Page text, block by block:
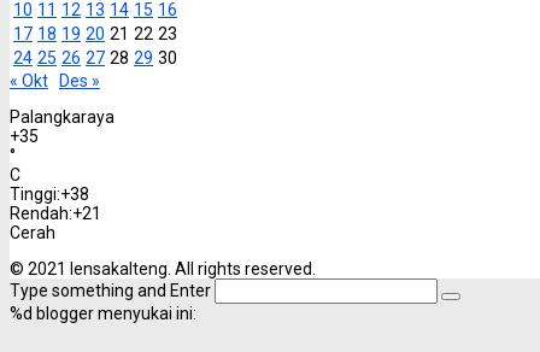
10 11 12 13 14 15 16
17 18 19 20 21 22 23
24 25 26 27 28 29 30
« Okt Des »
Palangkaraya
+35
°
C
Tinggi:+38
Rendah:+21
Cerah
© 2021 lensakalteng. All rights reserved.
Type something and Enter
%d blogger menyukai ini: